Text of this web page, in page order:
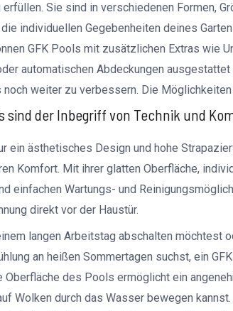
Sie sind in verschiedenen Formen,
individuellen Gegebenheiten deines
GFK Pools mit zusätzlichen Extras wie
automatischen Abdeckungen ausgestattet
weiter zu verbessern. Die
sind der Inbegriff von Technik und
ein ästhetisches Design und hohe
Komfort. Mit ihrer glatten Oberfläche,
einfachen Wartungs- und
direkt vor der Haustür.
langen Arbeitstag abschalten möchtest
an heißen Sommertagen suchst, ein
Oberfläche des Pools ermöglicht ein
Wolken durch das Wasser bewegen